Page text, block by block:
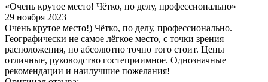
«Очень крутое место! Чётко, по делу, профессионально»
29 ноября 2023
Очень крутое место!) Чётко, по делу, профессионально.
Географически не самое лёгкое место, с точки зрения
расположения, но абсолютно точно того стоит. Цены
отличные, руководство гостеприимное. Однозначные
рекомендации и наилучшие пожелания!